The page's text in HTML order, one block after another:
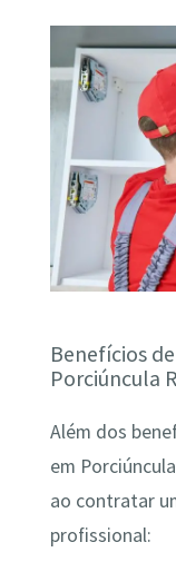
Benefícios
Porciúncula
Além dos
em
ao contratar
profissional: